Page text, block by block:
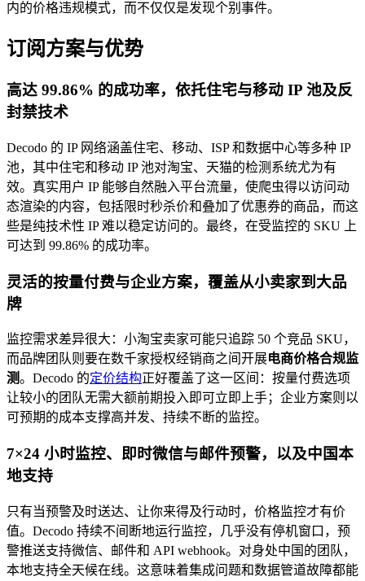
内的价格违规模式，而不仅仅是发现个别事件。
订阅方案与优势
高达 99.86% 的成功率，依托住宅与移动 IP 池及反
封禁技术
Decodo 的 IP 网络涵盖住宅、移动、ISP 和数据中心等多种 IP
池，其中住宅和移动 IP 池对淘宝、天猫的检测系统尤为有
效。真实用户 IP 能够自然融入平台流量，使爬虫得以访问动
态渲染的内容，包括限时秒杀价和叠加了优惠券的商品，而这
些是纯技术性 IP 难以稳定访问的。最终，在受监控的 SKU 上
可达到 99.86% 的成功率。
灵活的按量付费与企业方案，覆盖从小卖家到大品
牌
监控需求差异很大：小淘宝卖家可能只追踪 50 个竞品 SKU，
而品牌团队则要在数千家授权经销商之间开展电商价格合规监
测。Decodo 的定价结构正好覆盖了这一区间：按量付费选项
让较小的团队无需大额前期投入即可立即上手；企业方案则以
可预期的成本支撑高并发、持续不断的监控。
7×24 小时监控、即时微信与邮件预警，以及中国本
地支持
只有当预警及时送达、让你来得及行动时，价格监控才有价
值。Decodo 持续不间断地运行监控，几乎没有停机窗口，预
警推送支持微信、邮件和 API webhook。对身处中国的团队，
本地支持全天候在线。这意味着集成问题和数据管道故障都能